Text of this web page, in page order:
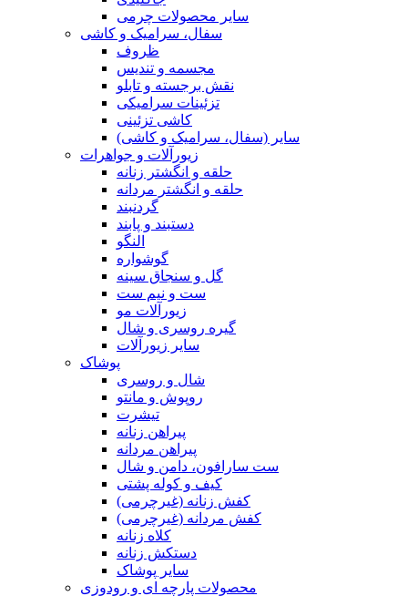
سایر محصولات چرمی
سفال، سرامیک و کاشی
ظروف
مجسمه و تندیس
نقش برجسته و تابلو
تزئینات سرامیکی
کاشی تزئینی
سایر (سفال، سرامیک و کاشی)
زیورآلات و جواهرات
حلقه و انگشتر زنانه
حلقه و انگشتر مردانه
گردنبند
دستبند و پابند
النگو
گوشواره
گل و سنجاق سینه
ست و نیم ست
زیورآلات مو
گیره روسری و شال
سایر زیورآلات
پوشاک
شال و روسری
روپوش و مانتو
تیشرت
پیراهن زنانه
پیراهن مردانه
ست سارافون، دامن و شال
کیف و کوله پشتی
کفش زنانه (غیرچرمی)
کفش مردانه (غیرچرمی)
کلاه زنانه
دستکش زنانه
سایر پوشاک
محصولات پارچه ای و رودوزی